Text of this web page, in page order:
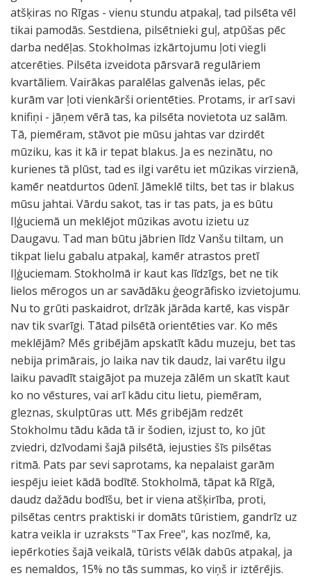
atšķiras no Rīgas - vienu stundu atpakaļ, tad pilsēta vēl
tikai pamodās. Sestdiena, pilsētnieki guļ, atpūšas pēc
darba nedēļas. Stokholmas izkārtojumu ļoti viegli
atcerēties. Pilsēta izveidota pārsvarā regulāriem
kvartāliem. Vairākas paralēlas galvenās ielas, pēc
kurām var ļoti vienkārši orientēties. Protams, ir arī savi
knifiņi - jāņem vērā tas, ka pilsēta novietota uz salām.
Tā, piemēram, stāvot pie mūsu jahtas var dzirdēt
mūziku, kas it kā ir tepat blakus. Ja es nezinātu, no
kurienes tā plūst, tad es ilgi varētu iet mūzikas virzienā,
kamēr neatdurtos ūdenī. Jāmeklē tilts, bet tas ir blakus
mūsu jahtai. Vārdu sakot, tas ir tas pats, ja es būtu
Iļģuciemā un meklējot mūzikas avotu izietu uz
Daugavu. Tad man būtu jābrien līdz Vanšu tiltam, un
tikpat lielu gabalu atpakaļ, kamēr atrastos pretī
Iļģuciemam. Stokholmā ir kaut kas līdzīgs, bet ne tik
lielos mērogos un ar savādāku ģeogrāfisko izvietojumu.
Nu to grūti paskaidrot, drīzāk jārāda kartē, kas vispār
nav tik svarīgi. Tātad pilsētā orientēties var. Ko mēs
meklējām? Mēs gribējām apskatīt kādu muzeju, bet tas
nebija primārais, jo laika nav tik daudz, lai varētu ilgu
laiku pavadīt staigājot pa muzeja zālēm un skatīt kaut
ko no vēstures, vai arī kādu citu lietu, piemēram,
gleznas, skulptūras utt. Mēs gribējām redzēt
Stokholmu tādu kāda tā ir šodien, izjust to, ko jūt
zviedri, dzīvodami šajā pilsētā, iejusties šīs pilsētas
ritmā. Pats par sevi saprotams, ka nepalaist garām
iespēju ieiet kādā bodītē. Stokholmā, tāpat kā Rīgā,
daudz dažādu bodīšu, bet ir viena atšķirība, proti,
pilsētas centrs praktiski ir domāts tūristiem, gandrīz uz
katra veikla ir uzraksts "Tax Free", kas nozīmē, ka,
iepērkoties šajā veikalā, tūrists vēlāk dabūs atpakaļ, ja
es nemaldos, 15% no tās summas, ko viņš ir iztērējis.